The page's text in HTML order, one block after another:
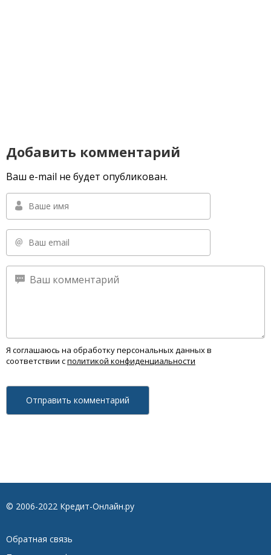
Добавить комментарий
Ваш e-mail не будет опубликован.
Я соглашаюсь на обработку персональных данных в
соответствии сполитикой конфиденциальности
© 2006-2022 Кредит-Онлайн.ру
Обратная связь